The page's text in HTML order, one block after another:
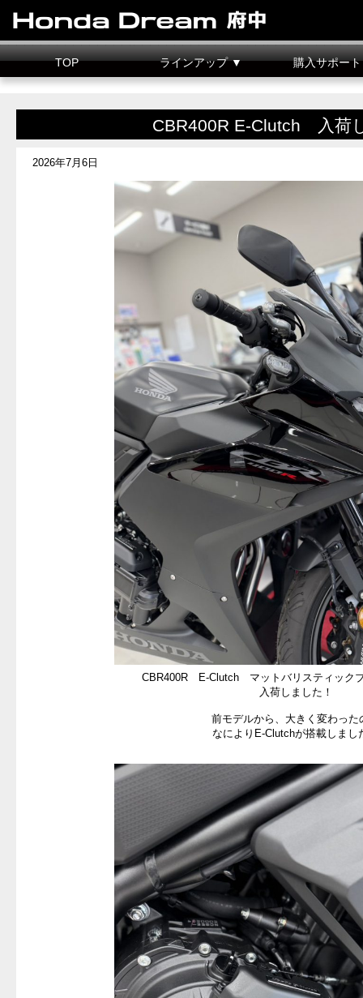
TOP ラインアップ ▼ 購入サポー
CBR400R E-Clutch 入荷
2026年7月6日
CBR400R E-Clutch マットバリスティック
入荷しました！
前モデルから、大きく変わった
なによりE-Clutchが搭載しまし